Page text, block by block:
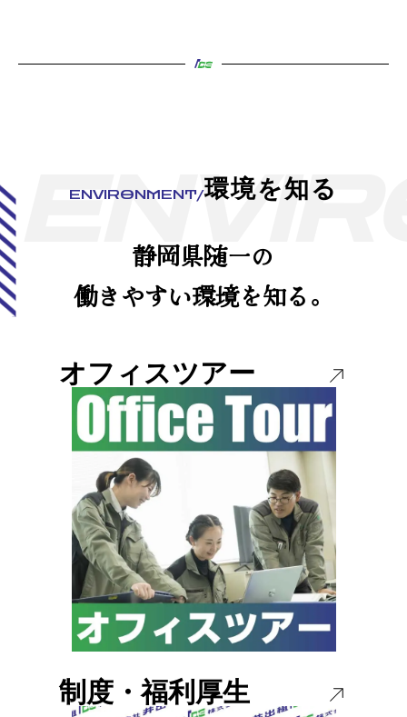
ENVIR
ENVIRONMENT/環境を知る
静岡県随一の
働きやすい環境を知る。
オフィスツアー
制度・福利厚生